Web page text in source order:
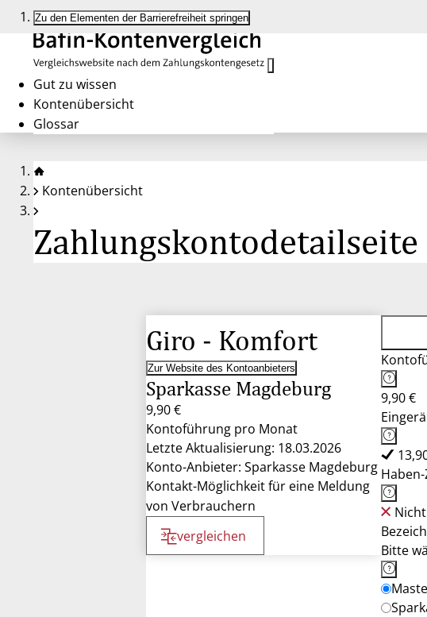
Zu den Elementen der Barrierefreiheit springen
Gut zu wissen
Kontenübersicht
Glossar
Kontenübersicht
Giro - Komfort
Zur Website des Kontoanbieters
Sparkasse Magdeburg
9,90 €
Kontoführung pro Monat
Letzte Aktualisierung: 18.03.2026
Konto-Anbieter: Sparkasse Magdeburg
Kontakt-Möglichkeit für eine Meldung
von Verbrauchern
vergleichen
9,90 €
Bitte